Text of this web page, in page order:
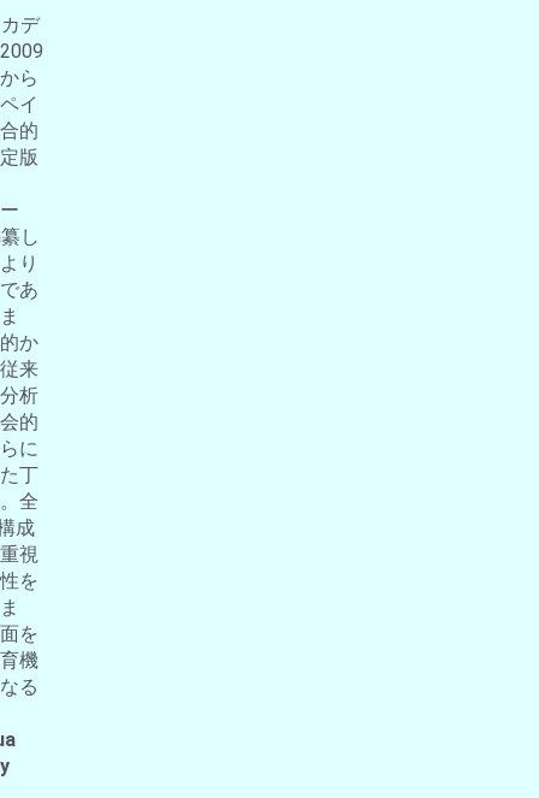
デ
ら
イ
的
版
し
り
あ
か
来
析
的
に
丁
全
成
視
を
を
機
る